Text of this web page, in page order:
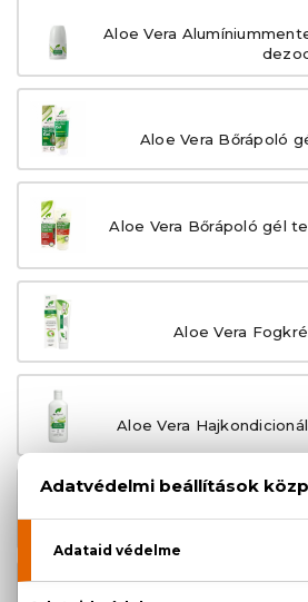
Aloe Vera
Aloe Vera Bőrápoló
Aloe Vera Bőrápoló gél
Aloe Vera
Aloe Vera
Aloe Vera